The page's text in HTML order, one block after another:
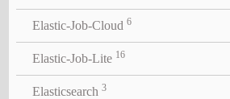
Elastic-Job-Cloud 6
Elastic-Job-Lite 16
Elasticsearch 3